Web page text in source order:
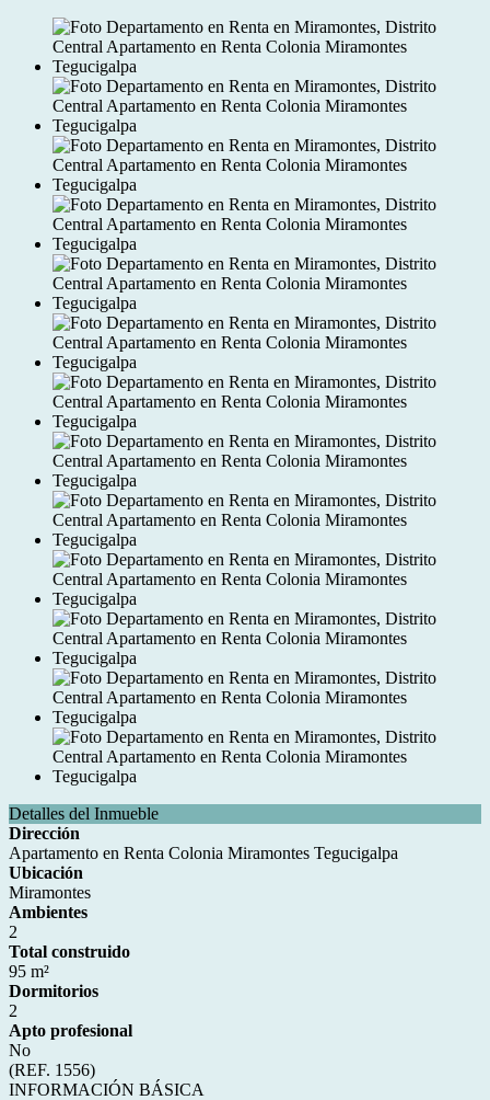
Detalles del Inmueble
Dirección
Apartamento en Renta Colonia Miramontes Tegucigalpa
Ubicación
Miramontes
Ambientes
2
Total construido
95 m²
Dormitorios
2
Apto profesional
No
(REF. 1556)
INFORMACIÓN BÁSICA